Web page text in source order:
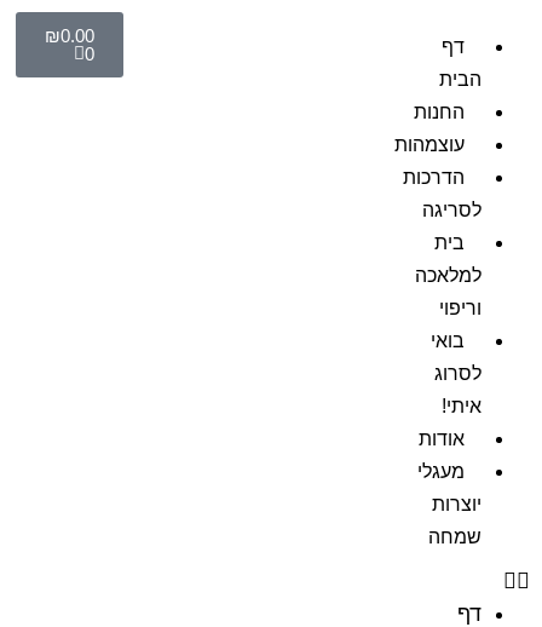
דף
הבית
החנות
עוצמהות
הדרכות
לסריגה
בית
למלאכה
וריפוי
בואי
לסרוג
איתי!
אודות
מעגלי
יוצרות
שמחה
דף
₪0.00
0